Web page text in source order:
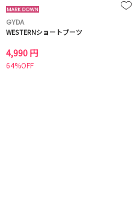
GYDA
WESTERNショートブーツ
4,990 円
64%OFF